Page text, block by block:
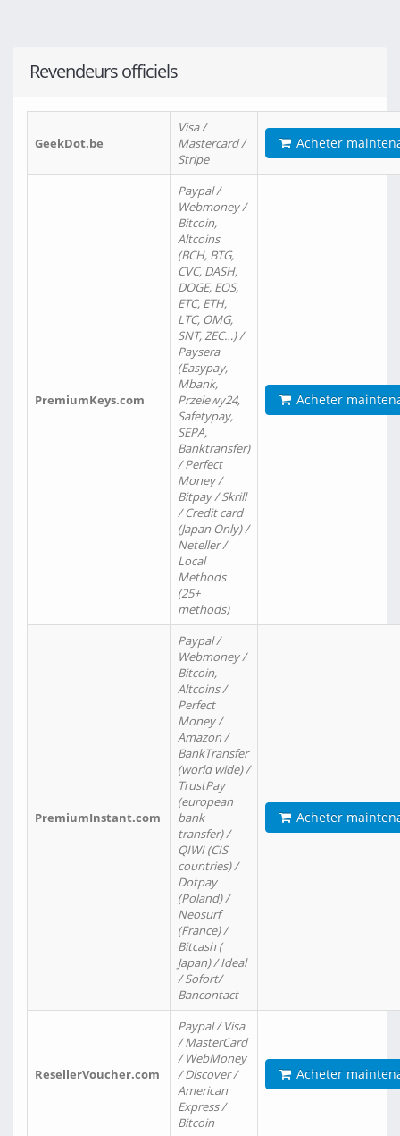
Revendeurs officiels
GeekDot.be
Visa /
Mastercard /
Stripe
Acheter
PremiumKeys.com
Paypal /
Webmoney /
Bitcoin,
Altcoins
(BCH, BTG,
CVC, DASH,
DOGE, EOS,
ETC, ETH,
LTC, OMG,
SNT, ZEC…) /
Paysera
(Easypay,
Mbank,
Przelewy24,
Safetypay,
SEPA,
Banktransfer)
/ Perfect
Money /
Bitpay / Skrill
/ Credit card
(Japan Only) /
Neteller /
Local
Methods
(25+
methods)
Acheter
PremiumInstant.com
Paypal /
Webmoney /
Bitcoin,
Altcoins /
Perfect
Money /
Amazon /
BankTransfer
(world wide) /
TrustPay
(european
bank
transfer) /
QIWI (CIS
countries) /
Dotpay
(Poland) /
Neosurf
(France) /
Bitcash (
Japan) / Ideal
/ Sofort/
Bancontact
Acheter
ResellerVoucher.com
Paypal / Visa
/ MasterCard
/ WebMoney
/ Discover /
American
Express /
Bitcoin
Acheter